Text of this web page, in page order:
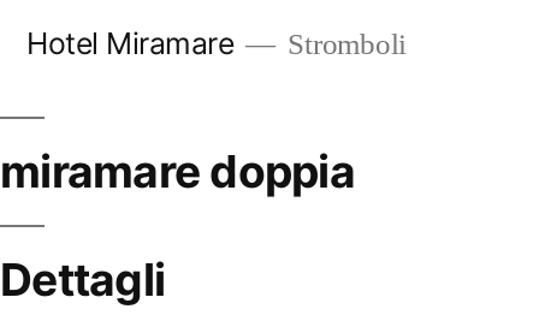
contenuto
Hotel Miramare Stromboli
miramare doppia
Dettagli